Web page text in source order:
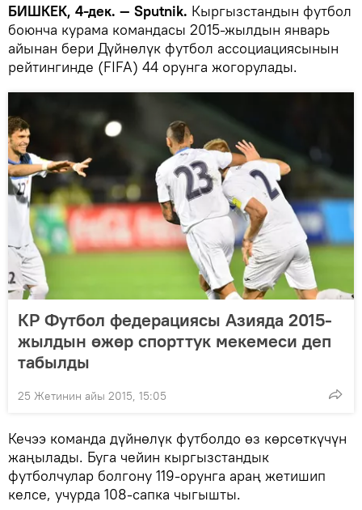
БИШКЕК, 4-дек. — Sputnik. Кыргызстандын футбол
боюнча курама командасы 2015-жылдын январь
айынан бери Дүйнөлүк футбол ассоциациясынын
рейтингинде (FIFA) 44 орунга жогорулады.
КР Футбол федерациясы Азияда 2015-
жылдын өжөр спорттук мекемеси деп
табылды
25 Жетинин айы 2015, 15:05
Кечээ команда дүйнөлүк футболдо өз көрсөткүчүн
жаңылады. Буга чейин кыргызстандык
футболчулар болгону 119-орунга араң жетишип
келсе, учурда 108-сапка чыгышты.